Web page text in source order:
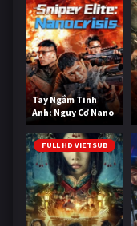
Tay Ngắm Tinh
Anh: Nguy Cơ Nano
FULL HD VIETSUB